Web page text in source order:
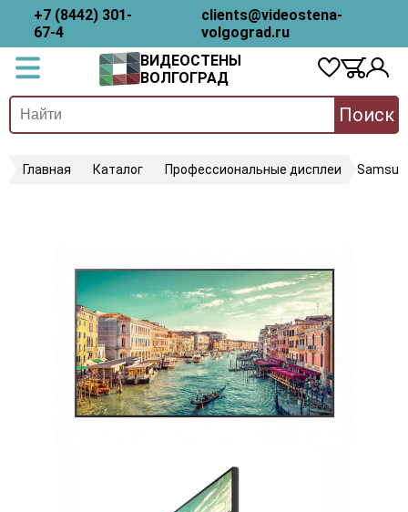
+7 (8442) 301-
67-4
clients@videostena-
volgograd.ru
ВИДЕОСТЕНЫ
ВОЛГОГРАД
Поиск
Главная Каталог Профессиональные дисплеи